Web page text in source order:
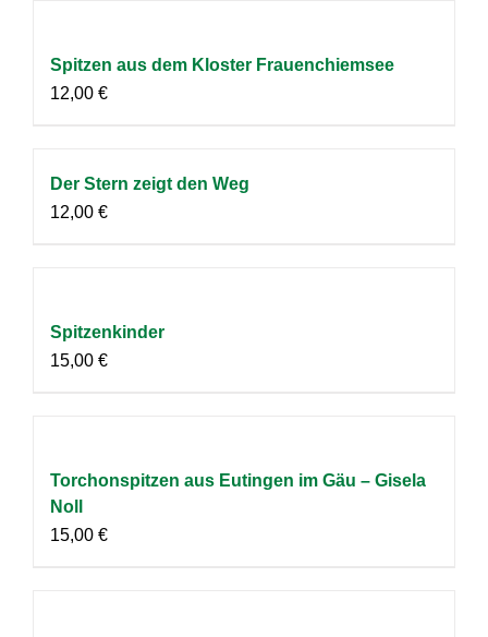
Spitzen aus dem Kloster Frauenchiemsee
12,00 €
Der Stern zeigt den Weg
12,00 €
Spitzenkinder
15,00 €
Torchonspitzen aus Eutingen im Gäu – Gisela
Noll
15,00 €